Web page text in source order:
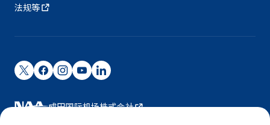
法规等
成田国际机场株式会社